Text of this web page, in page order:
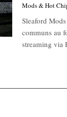
Mods & Hot
Sleaford
communs au
streaming via